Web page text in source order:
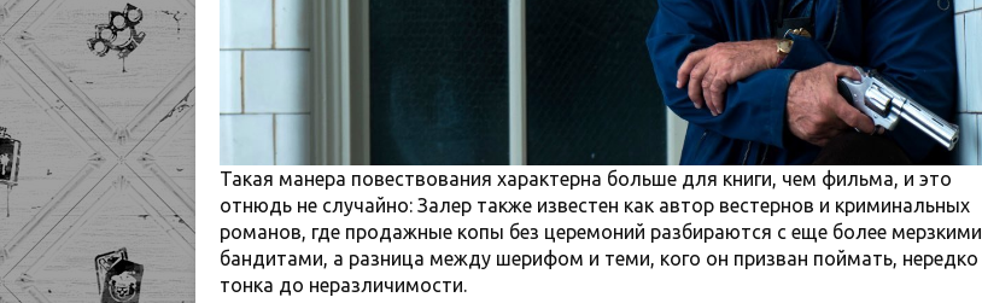
Такая манера повествования характерна больше для книги, чем фильма, и это
отнюдь не случайно: Залер также известен как автор вестернов и криминальных
романов, где продажные копы без церемоний разбираются с еще более мерзкими
бандитами, а разница между шерифом и теми, кого он призван поймать, нередко
тонка до неразличимости.